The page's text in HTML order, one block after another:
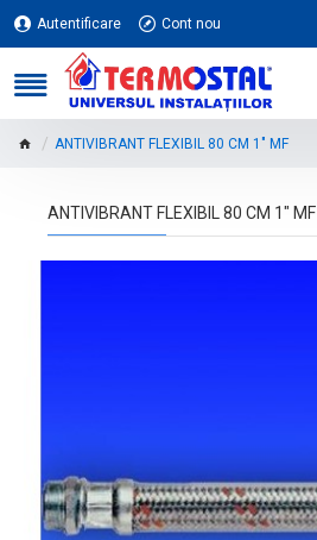
Autentificare Cont nou
ANTIVIBRANT FLEXIBIL 80 CM 1" MF
ANTIVIBRANT FLEXIBIL 80 CM 1" MF